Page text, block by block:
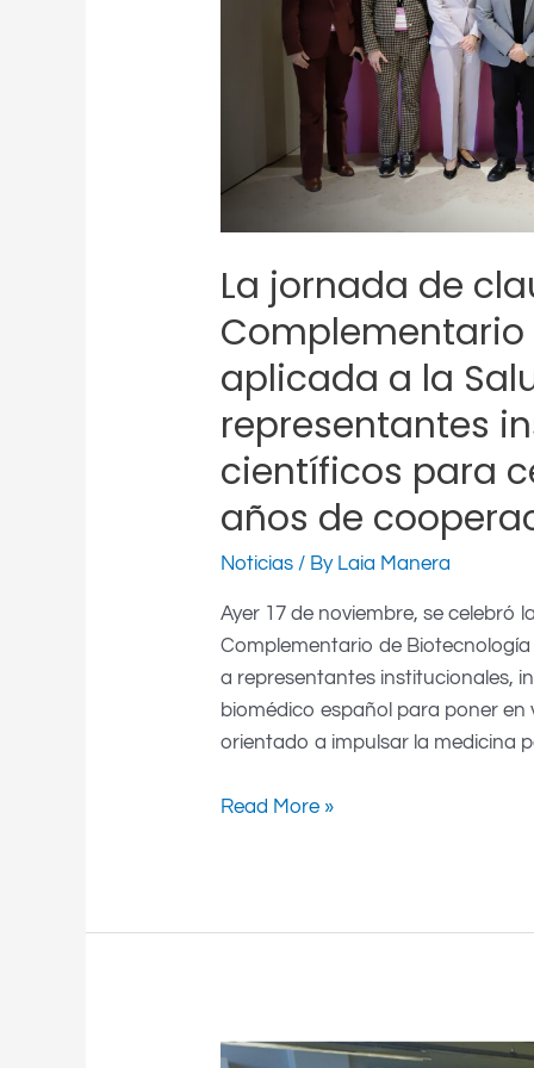
La jornada de
aplicada a la
representantes
científicos para
años de
Noticias / By Laia Manera
Ayer 17 de noviembre, se celebró
Complementario de
a representantes institucionales,
biomédico español para poner
orientado a impulsar la medicina
Biotecnología
aplicada
reunió
institucionales
científicos
para
celebrar
más
de
tres
años
de
Read More »
PLATFARM